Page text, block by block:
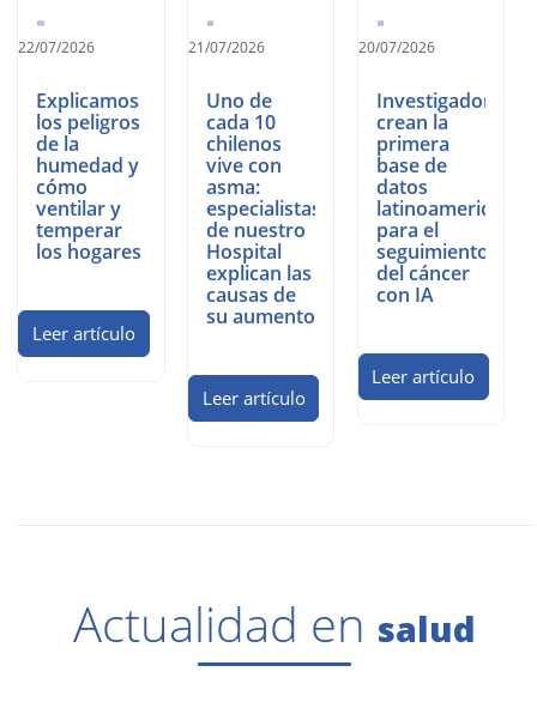
22/07/2026
Explicamos
los peligros
de la
humedad y
cómo
ventilar y
temperar
los hogares
Leer artículo
21/07/2026
Uno de
cada 10
chilenos
vive con
asma:
especialistas
de nuestro
Hospital
explican las
causas de
su aumento
Leer artículo
20/07/2026
Investigadores
crean la
primera
base de
datos
latinoamericana
para el
seguimiento
del cáncer
con IA
Leer artículo
Actualidad en salud